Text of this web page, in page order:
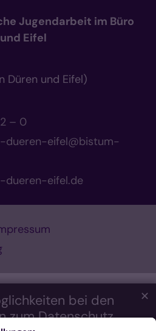
bei den
zum Datenschutz
✕
Jugendarbeit im Büro
Eifel
Düren und Eifel)
– 0
dueren-eifel@bistum-
dueren-eifel.de